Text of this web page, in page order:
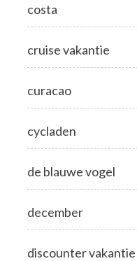
costa
cruise vakantie
curacao
cycladen
de blauwe vogel
december
discounter vakantie